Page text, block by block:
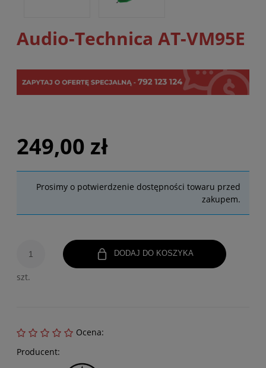
Audio-Technica AT-VM95E
249,00 zł
Prosimy o potwierdzenie dostępności towaru przed
zakupem.
szt.
DODAJ DO KOSZYKA
Ocena:
Producent: